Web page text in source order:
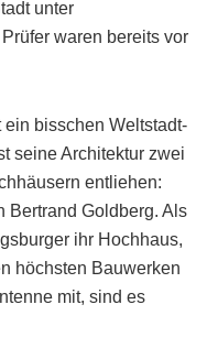
unter
waren bereits vor
ein bisschen Weltstadt-
seine Architektur zwei
entliehen:
Bertrand Goldberg. Als
ihr Hochhaus,
höchsten Bauwerken
mit, sind es